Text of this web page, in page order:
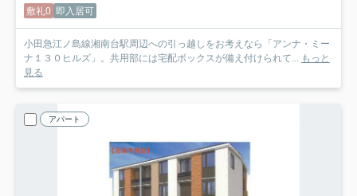
敷礼0 即入居可
小田急江ノ島線湘南台駅周辺への引っ越しをお考えなら「アンナ・ミー
ナ１３０ヒルズ」。共用部には宅配ボックスが備え付けられて... もっと
見る
アパート